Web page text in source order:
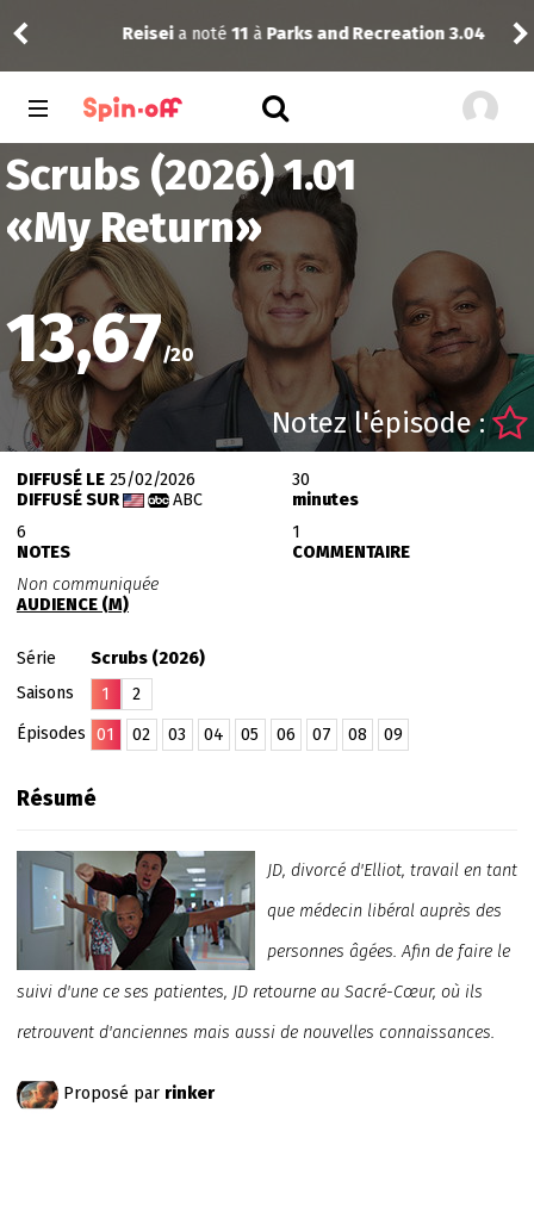
a noté11àParks and Recreation 3.04
Scrubs (2026) 1.01
«My Return»
13,67/20
Notez l'épisode :
DIFFUSÉ LE25/02/2026
DIFFUSÉ SUR
ABC
30
minutes
6
NOTES
1
COMMENTAIRE
Non communiquée
AUDIENCE (M)
Série
Scrubs (2026)
Saisons
1
2
Épisodes
01 02 03 04 05 06 07 08 09
Résumé
JD, divorcé d'Elliot, travail en tant
que médecin libéral auprès des
personnes âgées. Afin de faire le
suivi d'une ce ses patientes, JD retourne au Sacré-Cœur, où ils
retrouvent d'anciennes mais aussi de nouvelles connaissances.
Proposé par rinker